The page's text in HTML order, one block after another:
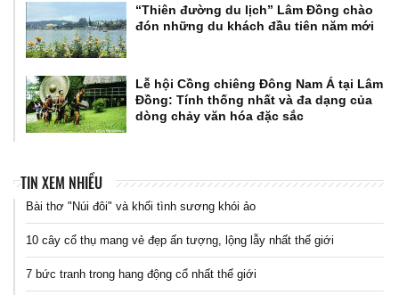
“Thiên đường du lịch” Lâm Đồng chào
đón những du khách đầu tiên năm mới
Lễ hội Cồng chiêng Đông Nam Á tại Lâm
Đồng: Tính thống nhất và đa dạng của
dòng chảy văn hóa đặc sắc
TIN XEM NHIỀU
Bài thơ "Núi đôi" và khối tình sương khói ảo
10 cây cổ thụ mang vẻ đẹp ấn tượng, lộng lẫy nhất thế giới
7 bức tranh trong hang động cổ nhất thế giới